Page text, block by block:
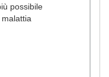
possibile